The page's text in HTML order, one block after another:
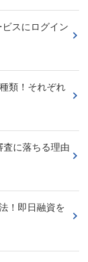
スにログイン
類！それぞれ
査に落ちる理由
！即日融資を